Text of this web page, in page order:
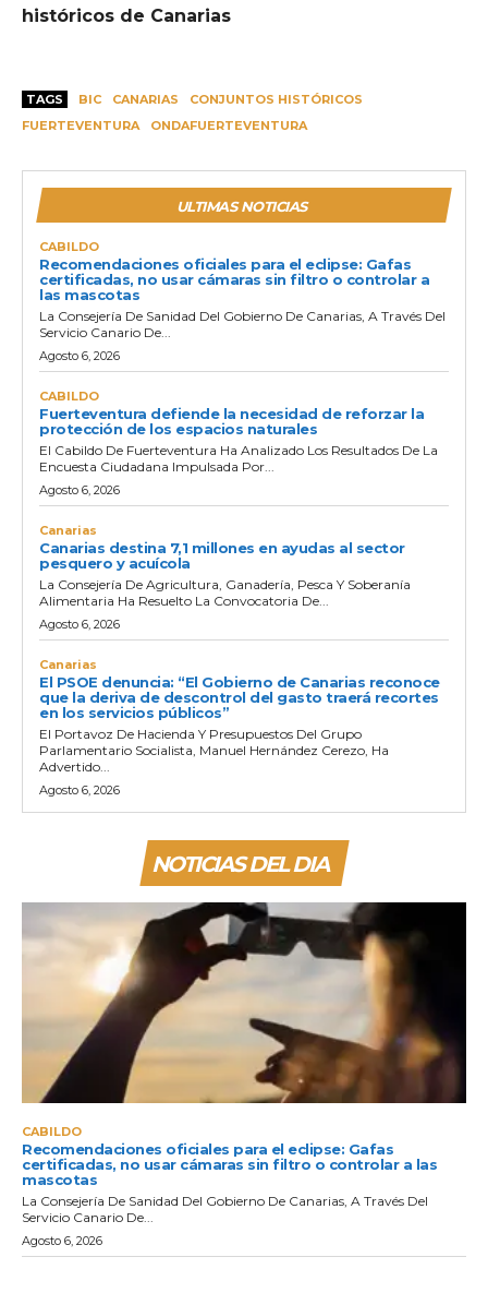
históricos de Canarias
TAGS BIC CANARIAS
CONJUNTOS HISTÓRICOS
FUERTEVENTURA
ONDAFUERTEVENTURA
ULTIMAS NOTICIAS
CABILDO
Recomendaciones oficiales para el eclipse: Gafas
certificadas, no usar cámaras sin filtro o controlar a
las mascotas
La Consejería De Sanidad Del Gobierno De Canarias, A Través Del
Servicio Canario De...
Agosto 6, 2026
CABILDO
Fuerteventura defiende la necesidad de reforzar la
protección de los espacios naturales
El Cabildo De Fuerteventura Ha Analizado Los Resultados De La
Encuesta Ciudadana Impulsada Por...
Agosto 6, 2026
Canarias
Canarias destina 7,1 millones en ayudas al sector
pesquero y acuícola
La Consejería De Agricultura, Ganadería, Pesca Y Soberanía
Alimentaria Ha Resuelto La Convocatoria De...
Agosto 6, 2026
Canarias
El PSOE denuncia: “El Gobierno de Canarias reconoce
que la deriva de descontrol del gasto traerá recortes
en los servicios públicos”
El Portavoz De Hacienda Y Presupuestos Del Grupo
Parlamentario Socialista, Manuel Hernández Cerezo, Ha
Advertido...
Agosto 6, 2026
NOTICIAS DEL DIA
CABILDO
Recomendaciones oficiales para el eclipse: Gafas
certificadas, no usar cámaras sin filtro o controlar a las
mascotas
La Consejería De Sanidad Del Gobierno De Canarias, A Través Del
Servicio Canario De...
Agosto 6, 2026